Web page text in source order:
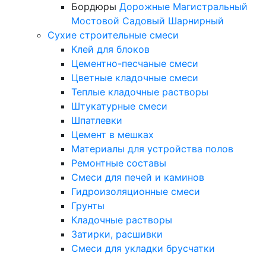
Бордюры Дорожные Магистральный
Мостовой Садовый Шарнирный
Сухие строительные смеси
Клей для блоков
Цементно-песчаные смеси
Цветные кладочные смеси
Теплые кладочные растворы
Штукатурные смеси
Шпатлевки
Цемент в мешках
Материалы для устройства полов
Ремонтные составы
Смеси для печей и каминов
Гидроизоляционные смеси
Грунты
Кладочные растворы
Затирки, расшивки
Смеси для укладки брусчатки